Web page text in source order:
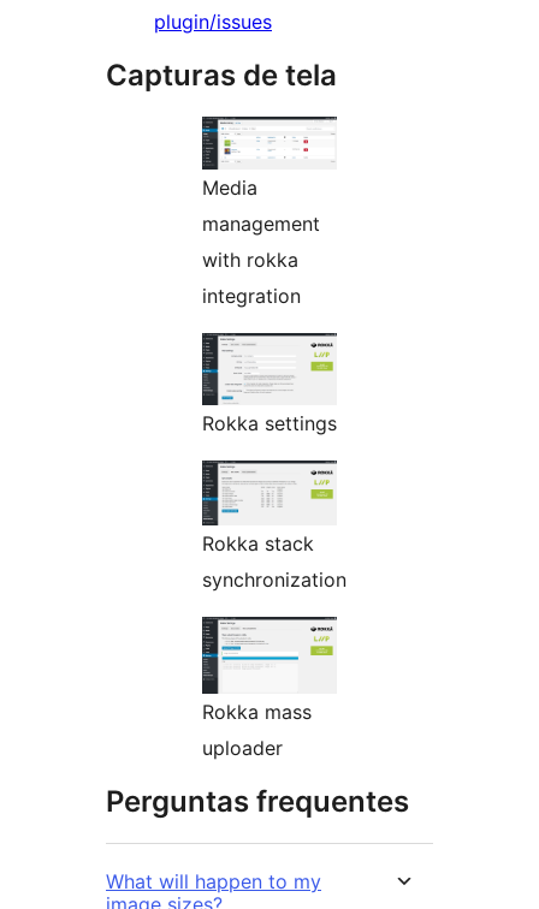
plugin/issues
Capturas de tela
Media
management
with rokka
integration
Rokka settings
Rokka stack
synchronization
Rokka mass
uploader
Perguntas frequentes
What will happen to my